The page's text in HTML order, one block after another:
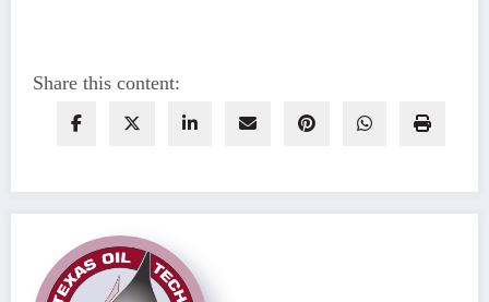
Share this content: